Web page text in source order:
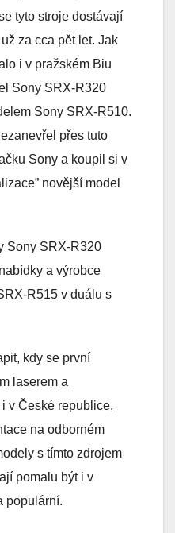
tyto stroje dostávají
za cca pět let. Jak
i v pražském Biu
Sony SRX-R320
Sony SRX-R510.
přes tuto
Sony a koupil si v
novější model
Sony SRX-R320
a výrobce
R515 v duálu s
kdy se první
laserem a
v České republice,
na odborném
s tímto zdrojem
pomalu být i v
populární.